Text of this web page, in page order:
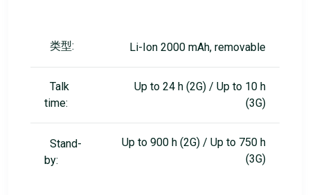
类型: Li-Ion 2000 mAh, removable
Talk
time:
Up to 24 h (2G) / Up to 10 h
(3G)
Stand-
by:
Up to 900 h (2G) / Up to 750 h
(3G)